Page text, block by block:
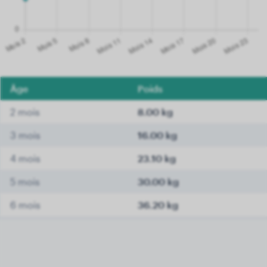
Âge Poids
2 mois 8.00 kg
3 mois 16.00 kg
4 mois 23.10 kg
5 mois 30.00 kg
6 mois 36.20 kg